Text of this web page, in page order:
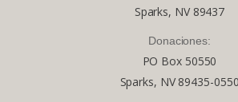
Sparks, NV 89437
Donaciones:
PO Box 50550
Sparks, NV 89435-0550